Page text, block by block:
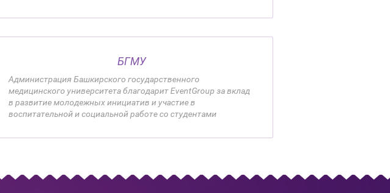
БГМУ
Администрация Башкирского государственного
медицинского университета благодарит EventGroup за вклад
в развитие молодежных инициатив и участие в
воспитательной и социальной работе со студентами